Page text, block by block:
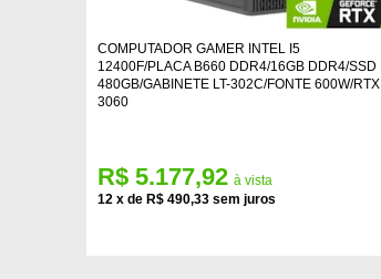
COMPUTADOR GAMER INTEL I5
12400F/PLACA B660 DDR4/16GB DDR4/SSD
480GB/GABINETE LT-302C/FONTE 600W/RTX
3060
12 x de R$ 490,33
R$ 5.177,92